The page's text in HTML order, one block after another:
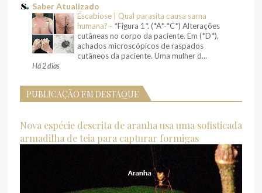
Saber Atualizado
Escabiose | Qual parasita causa sarna
humana? - *Figura 1*. (*A*-*C*) Alterações
cutâneas no corpo da paciente. Em (*D*),
achados microscópicos de raspados
cutâneos da paciente. Uma mulher d...
Há 2 dias
PUBLICAÇÃO EM DESTAQUE
Nova espécie descrita de aranha usa uma sofisticada
armadilha de teia para capturar formigas